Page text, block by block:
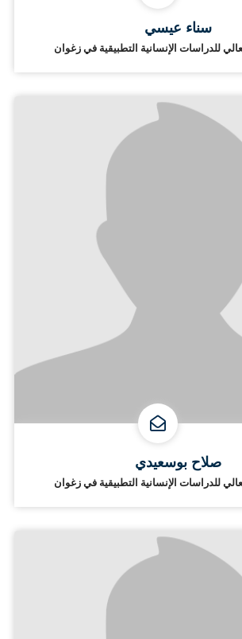
سناء عيسي
للدراسات الإنسانية التطبيقية في زغوان
صلاح بوسعيدي
للدراسات الإنسانية التطبيقية في زغوان